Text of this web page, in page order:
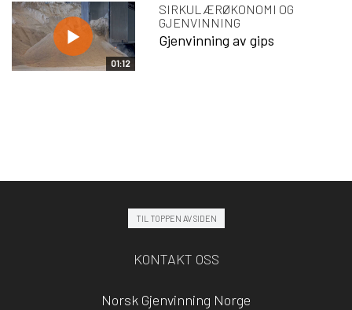
01:12
SIRKULÆRØKONOMI OG
GJENVINNING
Gjenvinning av gips
TIL TOPPEN AV SIDEN
KONTAKT OSS
Norsk Gjenvinning Norge